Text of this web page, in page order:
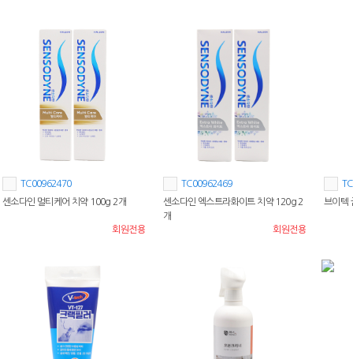
TC00962470
센소다인 멀티케어 치약 100g 2개
회원전용
TC00962469
센소다인 엑스트라화이트 치약 120g 2
개
회원전용
브이텍